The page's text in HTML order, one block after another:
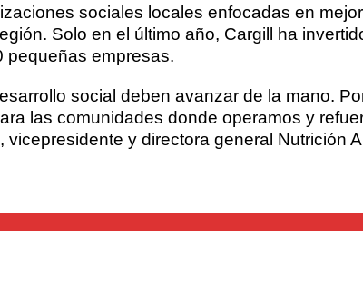
sociales locales enfocadas en
Solo en el último año, Cargill ha
pequeñas empresas.
social deben avanzar de la mano.
las comunidades donde operamos y
, vicepresidente y directora general Nutrición